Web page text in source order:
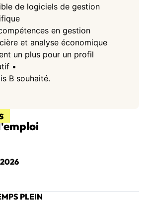
de logiciels de gestion
en gestion
et analyse économique
un plus pour un profil
•
B souhaité.
PLEIN